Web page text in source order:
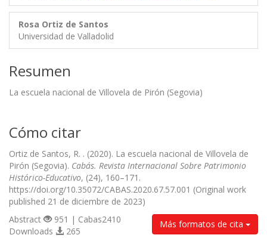
Rosa Ortiz de Santos
Universidad de Valladolid
Resumen
La escuela nacional de Villovela de Pirón (Segovia)
Cómo citar
Ortiz de Santos, R. . (2020). La escuela nacional de Villovela de
Pirón (Segovia). Cabás. Revista Internacional Sobre Patrimonio
Histórico-Educativo, (24), 160–171.
https://doi.org/10.35072/CABAS.2020.67.57.001 (Original work
published 21 de diciembre de 2023)
Más formatos de cita
Abstract
951 | Cabas2410
Downloads
265